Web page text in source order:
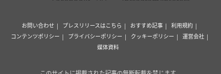
お問い合わせ プレスリリースはこちら おすすめ記事
利用規約
コンテンツポリシー
プライバシーポリシー クッキーポリシー
運営会社
媒体資料